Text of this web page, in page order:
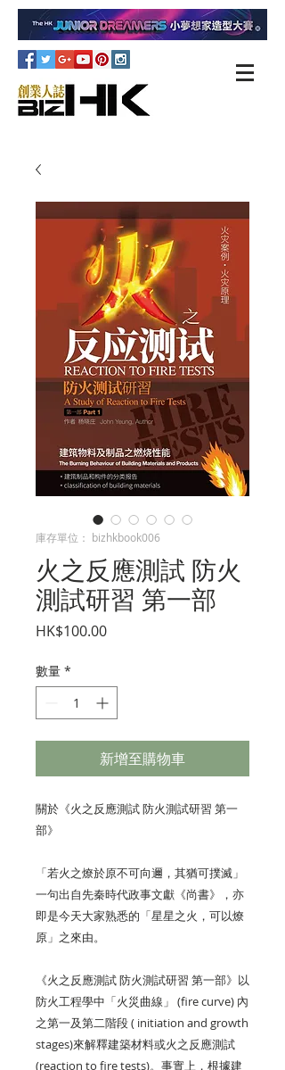
庫存單位： bizhkbook006
火之反應測試 防火
測試研習 第一部
HK$100.00價
數量 *
新增至購物車
關於《火之反應測試防火測試研習 第一
部》
「若火之燎於原不可向邇，其猶可撲滅」
一句出自先秦時代政事文獻《尚書》，亦
即是今天大家熟悉的「星星之火，可以燎
原」之來由。
《火之反應測試防火測試研習 第一部》以
防火工程學中「火災曲線」 (fire curve) 內
之第一及第二階段( initiation and growth
stages)來解釋建築材料或火之反應測試
(reaction to fire tests)。事實上，根據建